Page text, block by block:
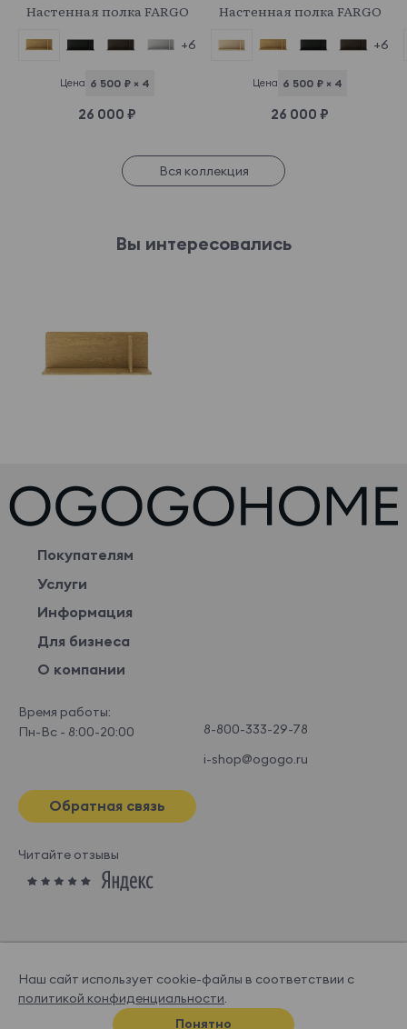
Настенная полка FARGO
+6
Цена 6 500 ₽ × 4
26 000 ₽
Настенная полка FARGO
+6
Цена 6 500 ₽ × 4
26 000 ₽
Вся коллекция
Вы интересовались
Покупателям
Услуги
Информация
Для бизнеса
О компании
Время работы:
Пн-Вс - 8:00-20:00
8-800-333-29-78
i-shop@ogogo.ru
Обратная связь
Читайте отзывы
© OGOGOHOME, 2026
Наш сайт использует cookie-файлы в соответствии с
политикой конфиденциальности.
Понятно